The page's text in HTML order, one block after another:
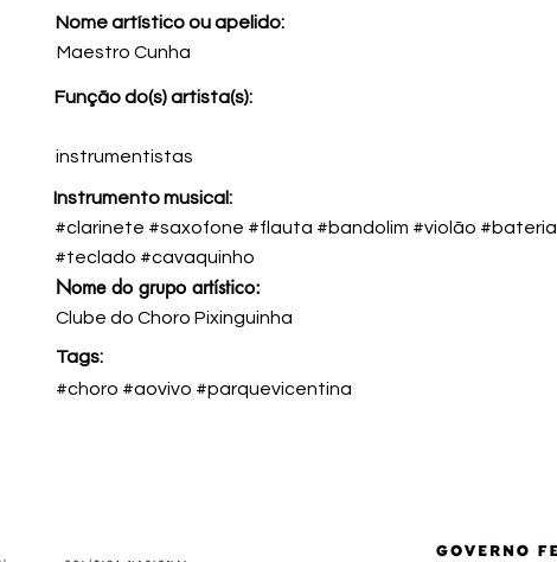
Nome artístico ou apelido:
Maestro Cunha
Função do(s) artista(s):
instrumentistas
Instrumento musical:
#clarinete #saxofone #flauta #bandolim #violão #bateria
#teclado #cavaquinho
Nome do grupo artístico:
Clube do Choro Pixinguinha
Tags:
#choro #aovivo #parquevicentina